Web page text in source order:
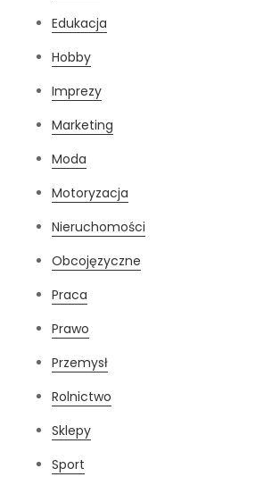
Edukacja
Hobby
Imprezy
Marketing
Moda
Motoryzacja
Nieruchomości
Obcojęzyczne
Praca
Prawo
Przemysł
Rolnictwo
Sklepy
Sport